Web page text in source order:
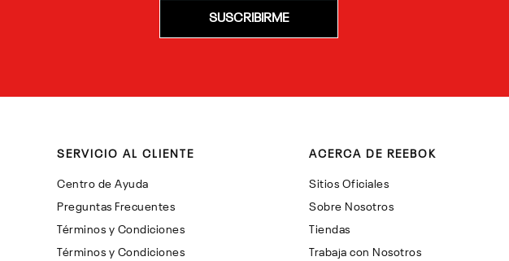
SUSCRIBIRME
SERVICIO AL CLIENTE
Centro de Ayuda
Preguntas Frecuentes
Términos y Condiciones
Términos y Condiciones
ACERCA DE REEBOK
Sitios Oficiales
Sobre Nosotros
Tiendas
Trabaja con Nosotros